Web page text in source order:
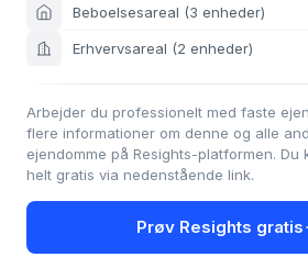
Beboelsesareal (3 enheder)
Erhvervsareal (2 enheder)
Arbejder du professionelt med faste
flere informationer om denne og alle
ejendomme på Resights-platformen. Du
helt gratis via nedenstående link.
Prøv Resights gratis